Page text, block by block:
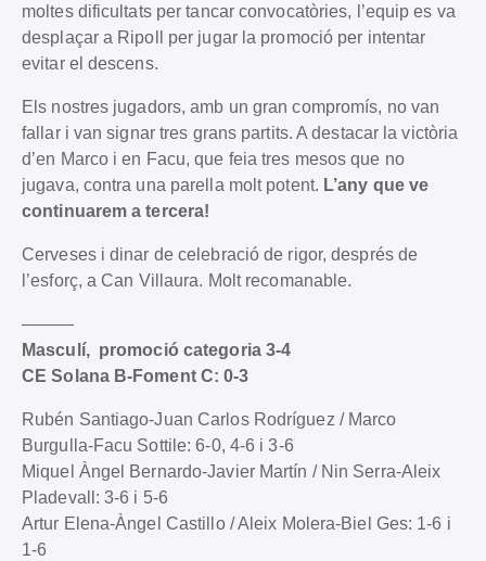
moltes dificultats per tancar convocatòries, l’equip es va
desplaçar a Ripoll per jugar la promoció per intentar
evitar el descens.
Els nostres jugadors, amb un gran compromís, no van
fallar i van signar tres grans partits. A destacar la victòria
d’en Marco i en Facu, que feia tres mesos que no
jugava, contra una parella molt potent. L’any que ve
continuarem a tercera!
Cerveses i dinar de celebració de rigor, després de
l’esforç, a Can Villaura. Molt recomanable.
———
Masculí, promoció categoria 3-4
CE Solana B-Foment C: 0-3
Rubén Santiago-Juan Carlos Rodríguez / Marco
Burgulla-Facu Sottile: 6-0, 4-6 i 3-6
Miquel Àngel Bernardo-Javier Martín / Nin Serra-Aleix
Pladevall: 3-6 i 5-6
Artur Elena-Àngel Castillo / Aleix Molera-Biel Ges: 1-6 i
1-6